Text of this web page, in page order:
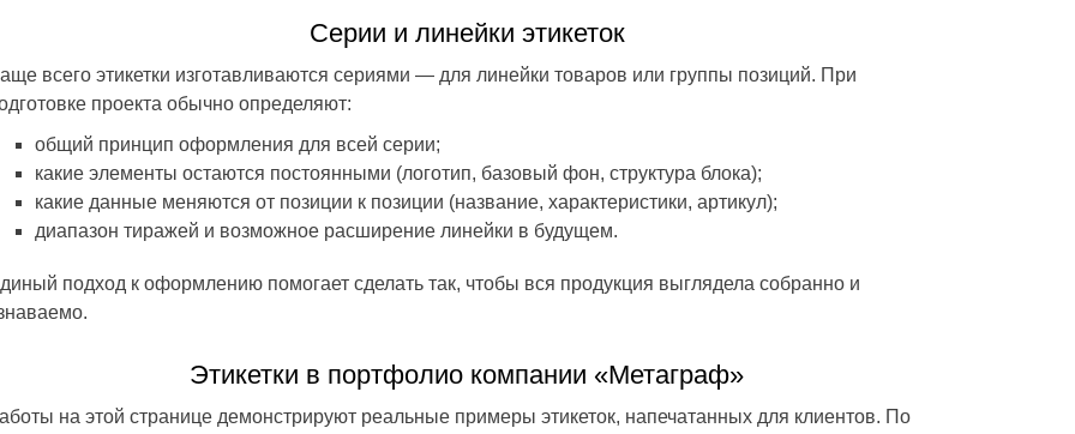
Серии и линейки этикеток
всего этикетки изготавливаются сериями — для линейки товаров или группы позиций. При
проекта обычно определяют:
общий принцип оформления для всей серии;
какие элементы остаются постоянными (логотип, базовый фон, структура блока);
какие данные меняются от позиции к позиции (название, характеристики, артикул);
диапазон тиражей и возможное расширение линейки в будущем.
подход к оформлению помогает сделать так, чтобы вся продукция выглядела собранно и
Этикетки в портфолио компании «Метаграф»
на этой странице демонстрируют реальные примеры этикеток, напечатанных для клиентов. По